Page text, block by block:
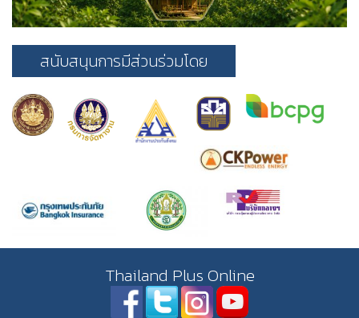
สนับสนุนการมีส่วนร่วมโดย
Thailand Plus Online